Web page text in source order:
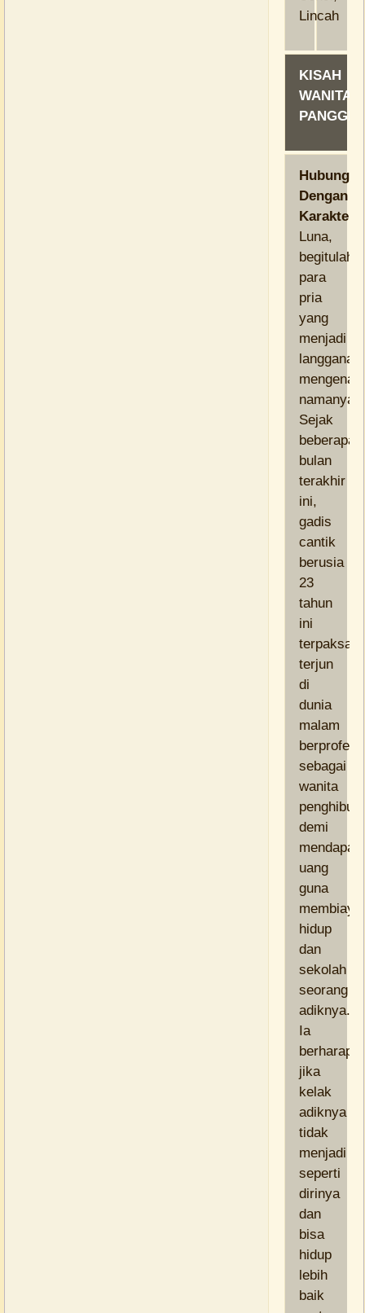
Lincah
KISAH
WANITA
Hubungan
Dengan
Karakter:
Luna,
begitulah
para
pria
yang
menjadi
langganan
mengenal
namanya.
Sejak
beberapa
bulan
terakhir
ini,
gadis
cantik
berusia
23
tahun
ini
terpaksa
terjun
di
dunia
malam
berprofesi
sebagai
wanita
penghibur
demi
uang
guna
membiayai
hidup
dan
sekolah
seorang
adiknya.
Ia
berharap
jika
kelak
adiknya
tidak
menjadi
seperti
dirinya
dan
bisa
hidup
lebih
baik